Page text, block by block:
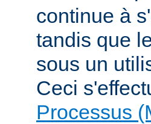
continue à
tandis que
sous un
Ceci
Processus